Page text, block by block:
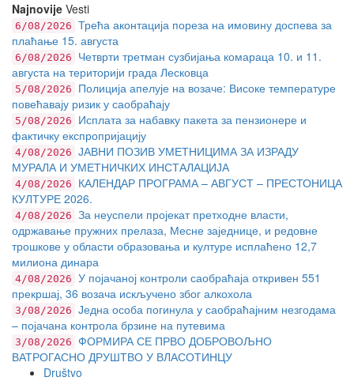
Najnovije Vesti
6/08/2026 Трећа аконтација пореза на имовину доспева за
плаћање 15. августа
6/08/2026
Четврти третман сузбијања комараца 10. и 11.
августа на територији града Лесковца
5/08/2026
Полиција апелује на возаче: Високе температуре
повећавају ризик у саобраћају
5/08/2026
Исплата за набавку пакета за пензионере и
фактичку експропријацију
4/08/2026 ЈАВНИ ПОЗИВ УМЕТНИЦИМА ЗА ИЗРАДУ
МУРАЛА И УМЕТНИЧКИХ ИНСТАЛАЦИЈА
4/08/2026
КАЛЕНДАР ПРОГРАМА – АВГУСТ – ПРЕСТОНИЦА
КУЛТУРЕ 2026.
4/08/2026 За неуспели пројекат претходне власти,
одржавање пружних прелаза, Месне заједнице, и редовне
трошкове у области образовања и културе исплаћено 12,7
милиона динара
4/08/2026 У појачаној контроли саобраћаја откривен 551
прекршај, 36 возача искључено због алкохола
3/08/2026 Једна особа погинула у саобраћајним незгодама
– појачана контрола брзине на путевима
3/08/2026 ФОРМИРА СЕ ПРВО ДОБРОВОЉНО
ВАТРОГАСНО ДРУШТВО У ВЛАСОТИНЦУ
Društvo